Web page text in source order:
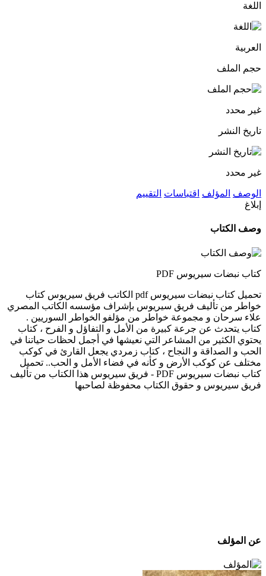
اللغة
العربية
حجم الملف
غير محدد
تاريخ النشر
غير محدد
الوصف المؤلف اقتباسات التقييم
إبلاغ
وصف الكتاب
كتاب نبضات سيريوس PDF
تحميل كتاب نبضات سيريوس pdf الكاتب فريق سيريوس كتاب
خواطر من تأليف فريق سيريوس بإشراف مؤسسه الكاتب المصري
علاء سرحان و مجموعة خواطر من مؤلفو الخواطر السوريين .
كتاب يتحدث عن جرعة كبيرة من الأمل و التفاؤل و الفرح ، كتاب
يحتوي الكثير من المشاعر التي نعيشها في أجمل لحظات حياتنا في
الحب و الصداقة و النجاح ، كتاب زمردي يجعل القارئ في كوكب
مختلف عن كوكب الأرض و كأنه في فضاء الأمل و الحب.. تحميل
كتاب نبضات سيريوس PDF - فريق سيريوس هذا الكتاب من تأليف
فريق سيريوس و حقوق الكتاب محفوظة لصاحبها
عن المؤلف